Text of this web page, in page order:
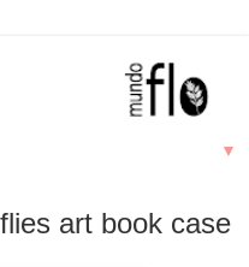
▼
art book case